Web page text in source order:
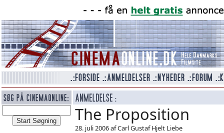
The Proposition
28. juli 2006 af Carl Gustaf Hjelt Liebe